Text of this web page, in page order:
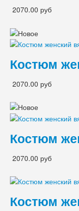
2070.00 руб
Костюм
2070.00 руб
Костюм
2070.00 руб
Костюм